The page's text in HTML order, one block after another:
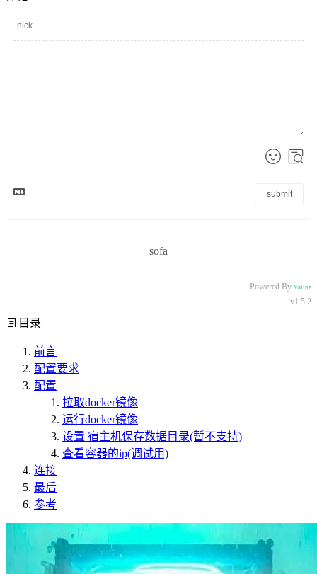
submit
sofa
Powered By Valine
v1.5.2
目录
前言
配置要求
配置
拉取docker镜像
运行docker镜像
设置 宿主机保存数据目录(暂不支持)
查看容器的ip(调试用)
连接
最后
参考